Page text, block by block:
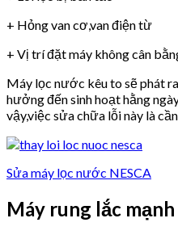
+ Hỏng van cơ,van điện từ
+ Vị trí đặt máy không cân
Máy lọc nước kêu to sẽ phát
hưởng đến sinh hoạt hằng
vậy,việc sửa chữa lỗi này là
Sửa máy lọc nước NESCA
Máy rung lắc mạnh